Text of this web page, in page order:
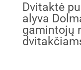
Dvitaktė
alyva
gamintojų